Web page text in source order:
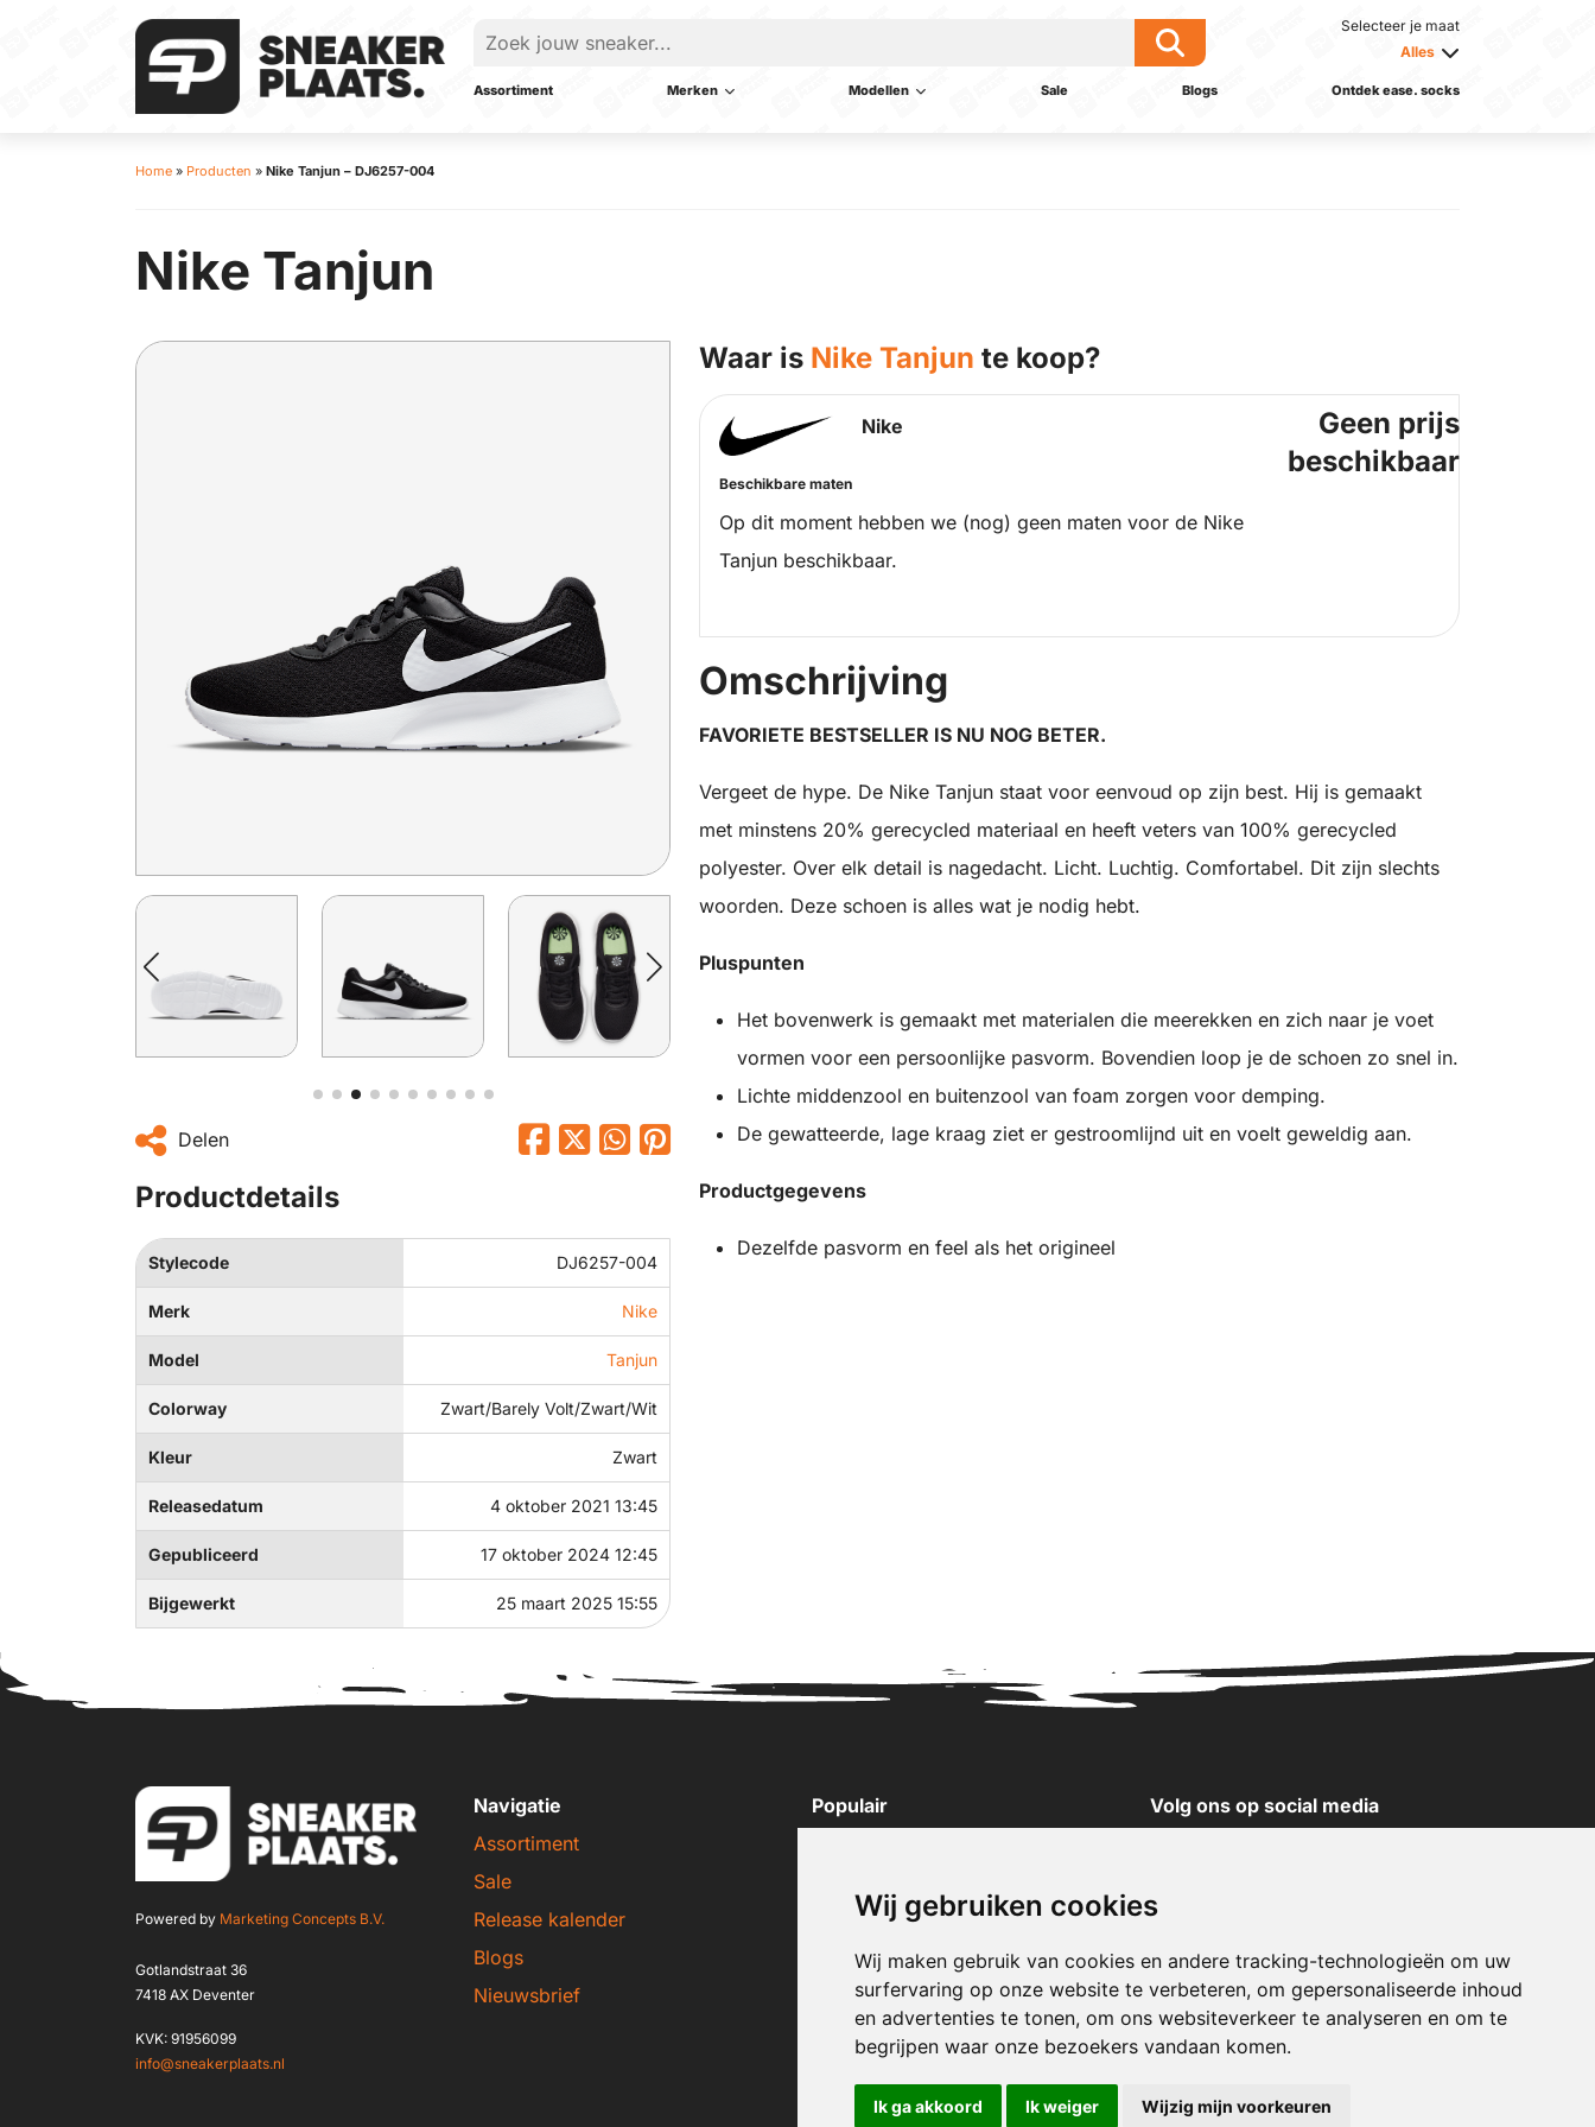
Wij gebruiken cookies
Wij maken gebruik van cookies en andere tracking-technologieën om uw
surfervaring op onze website te verbeteren, om gepersonaliseerde inhoud
en advertenties te tonen, om ons websiteverkeer te analyseren en om te
begrijpen waar onze bezoekers vandaan komen.
Ik ga akkoord Ik weiger Wijzig mijn voorkeuren
Selecteer je maat
Alles
Assortiment Merken Modellen Sale Blogs Ontdek ease. socks
Home » Producten » Nike Tanjun – DJ6257-004
Nike Tanjun
Delen
Productdetails
Stylecode DJ6257-004
Merk Nike
Model Tanjun
Colorway Zwart/Barely Volt/Zwart/Wit
Kleur Zwart
Releasedatum 4 oktober 2021 13:45
Gepubliceerd 17 oktober 2024 12:45
Bijgewerkt 25 maart 2025 15:55
Waar is Nike Tanjun te koop?
Nike
Beschikbare maten
Op dit moment hebben we (nog) geen maten voor de Nike
Tanjun beschikbaar.
Geen prijs
beschikbaar
Omschrijving
FAVORIETE BESTSELLER IS NU NOG BETER.
Vergeet de hype. De Nike Tanjun staat voor eenvoud op zijn best. Hij is gemaakt
met minstens 20% gerecycled materiaal en heeft veters van 100% gerecycled
polyester. Over elk detail is nagedacht. Licht. Luchtig. Comfortabel. Dit zijn slechts
woorden. Deze schoen is alles wat je nodig hebt.
Pluspunten
Het bovenwerk is gemaakt met materialen die meerekken en zich naar je voet
vormen voor een persoonlijke pasvorm. Bovendien loop je de schoen zo snel in.
Lichte middenzool en buitenzool van foam zorgen voor demping.
De gewatteerde, lage kraag ziet er gestroomlijnd uit en voelt geweldig aan.
Productgegevens
Dezelfde pasvorm en feel als het origineel
Powered by Marketing Concepts B.V.
Gotlandstraat 36
7418 AX Deventer
KVK: 91956099
info@sneakerplaats.nl
Navigatie
Assortiment
Sale
Release kalender
Blogs
Nieuwsbrief
Populair
New Balance sneakers
Puma sneakers
Converse sneakers
Volg ons op social media
X
Pinterest